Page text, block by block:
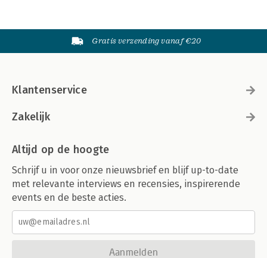
Gratis verzending vanaf €20
Klantenservice
Zakelijk
Altijd op de hoogte
Schrijf u in voor onze nieuwsbrief en blijf up-to-date
met relevante interviews en recensies, inspirerende
events en de beste acties.
Aanmelden